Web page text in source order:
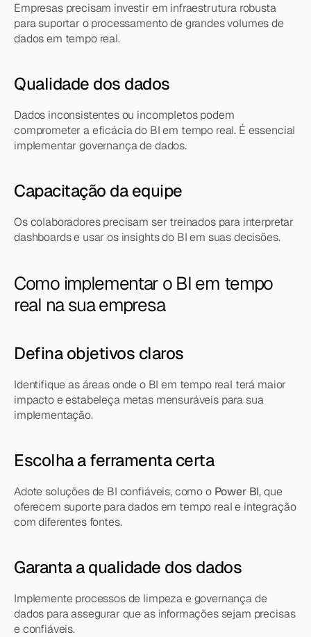
Empresas precisam investir em infraestrutura robusta
para suportar o processamento de grandes volumes de
dados em tempo real.
Qualidade dos dados
Dados inconsistentes ou incompletos podem
comprometer a eficácia do BI em tempo real. É essencial
implementar governança de dados.
Capacitação da equipe
Os colaboradores precisam ser treinados para interpretar
dashboards e usar os insights do BI em suas decisões.
Como implementar o BI em tempo
real na sua empresa
Defina objetivos claros
Identifique as áreas onde o BI em tempo real terá maior
impacto e estabeleça metas mensuráveis para sua
implementação.
Escolha a ferramenta certa
Adote soluções de BI confiáveis, como o Power BI, que
oferecem suporte para dados em tempo real e integração
com diferentes fontes.
Garanta a qualidade dos dados
Implemente processos de limpeza e governança de
dados para assegurar que as informações sejam precisas
e confiáveis.